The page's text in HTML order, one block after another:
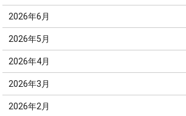
2026年6月
2026年5月
2026年4月
2026年3月
2026年2月